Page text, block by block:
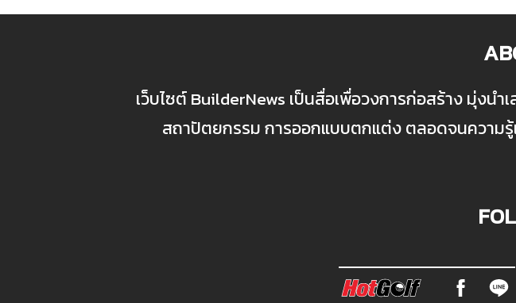
เว็บไซต์ BuilderNews เป็นสื่อเพื่อวงการก่อสร้าง มุ่ง
สถาปัตยกรรม การออกแบบตกแต่ง ตลอดจนความรู้